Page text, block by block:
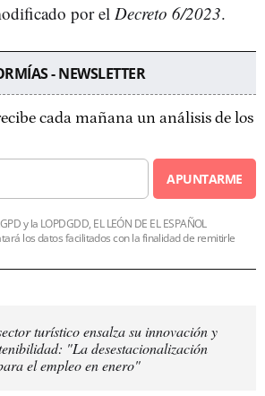
por el Decreto 6/2023.
- NEWSLETTER
cada mañana un análisis de los
APUNTARME
y la LOPDGDD, EL LEÓN DE EL ESPAÑOL
los datos facilitados con la finalidad de remitirle
turístico ensalza su innovación y
"La desestacionalización
el empleo en enero"